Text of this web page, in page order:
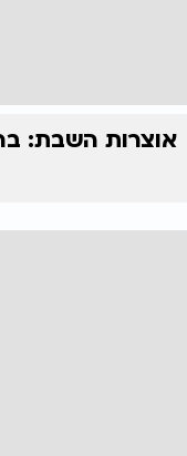
אוצרות השבת: